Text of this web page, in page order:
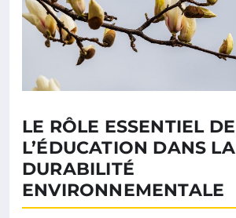
LE RÔLE ESSENTIEL DE
L’ÉDUCATION DANS LA
DURABILITÉ
ENVIRONNEMENTALE